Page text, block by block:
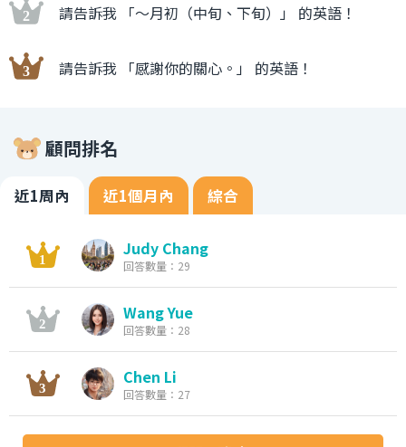
請告訴我 「〜月初（中旬、下旬）」 的英語！
請告訴我 「感謝你的關心。」 的英語！
顧問排名
近1周內 近1個月內 綜合
Judy Chang
回答數量：29
Wang Yue
回答數量：28
Chen Li
回答數量：27